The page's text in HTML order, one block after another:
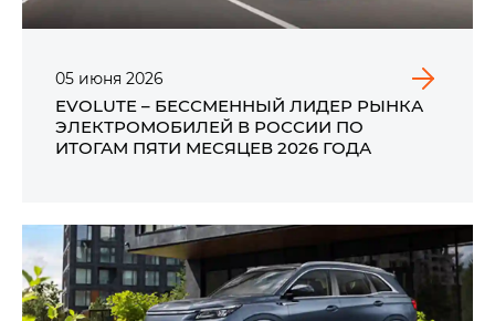
05 июня 2026
EVOLUTE – БЕССМЕННЫЙ ЛИДЕР РЫНКА
ЭЛЕКТРОМОБИЛЕЙ В РОССИИ ПО
ИТОГАМ ПЯТИ МЕСЯЦЕВ 2026 ГОДА